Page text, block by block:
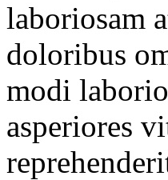
laboriosam
doloribus
modi
asperiores